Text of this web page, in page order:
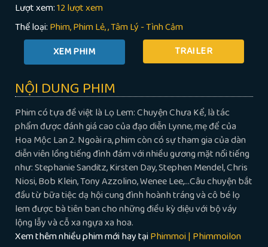
Lượt xem:12 lượt xem
Thể loại: Phim Phim Lẻ ,Tâm Lý - Tình Cảm
TRAILER
NỘI DUNG PHIM
Phim có tựa đề việt là Lọ Lem: Chuyện Chưa Kể, là tác
phẩm được đánh giá cao của đạo diễn Lynne, mẹ để của
Hoa Mộc Lan 2. Ngoài ra, phim còn có sự tham gia của dàn
diễn viên lồng tiếng đình đám với nhiều gương mặt nổi tiếng
như: Stephanie Sanditz, Kirsten Day, Stephen Mendel, Chris
Niosi, Bob Klein, Tony Azzolino, Wenee Lee,…Câu chuyện bắt
đầu từ bữa tiệc dạ hội cung đình hoành tráng và cô bé lọ
lem được bà tiên ban cho những điều kỳ diệu với bộ váy
lộng lẫy và cỗ xa ngựa xa hoa.
Xem thêm nhiều phim mới hay tạiPhimmoi | Phimmoilon